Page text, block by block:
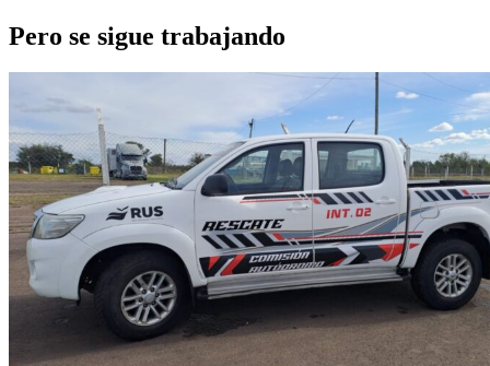
Pero se sigue trabajando